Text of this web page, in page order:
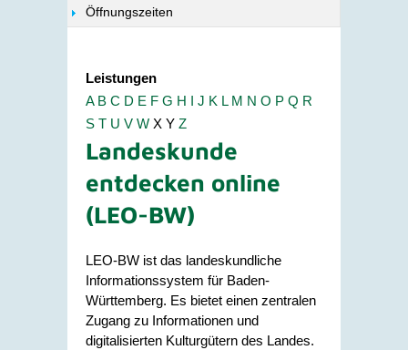
Öffnungszeiten
Leistungen
A B C D E F G H I J K L M N O P Q R
S T U V W X Y Z
Landeskunde
entdecken online
(LEO-BW)
LEO-BW ist das landeskundliche
Informationssystem für Baden-
Württemberg. Es bietet einen zentralen
Zugang zu Informationen und
digitalisierten Kulturgütern des Landes.